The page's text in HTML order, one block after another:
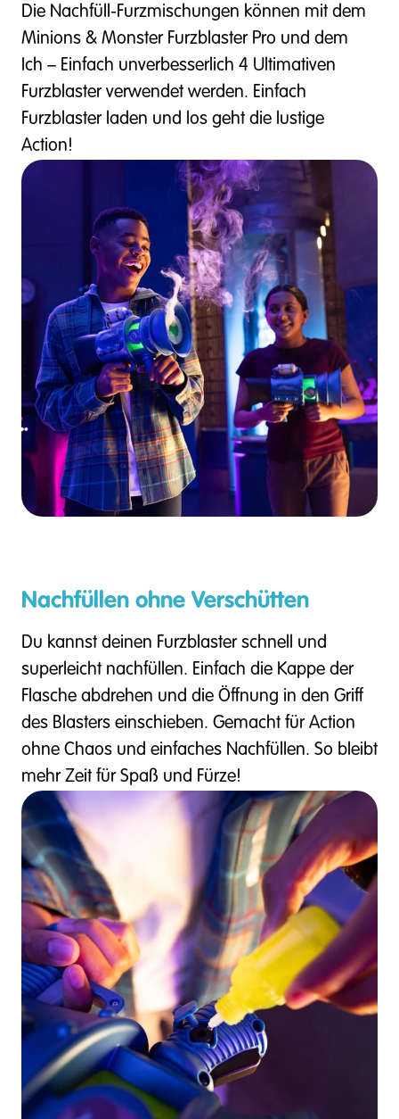
Die Nachfüll-Furzmischungen können mit dem
Minions & Monster Furzblaster Pro und dem
Ich – Einfach unverbesserlich 4 Ultimativen
Furzblaster verwendet werden. Einfach
Furzblaster laden und los geht die lustige
Action!
Nachfüllen ohne Verschütten
Du kannst deinen Furzblaster schnell und
superleicht nachfüllen. Einfach die Kappe der
Flasche abdrehen und die Öffnung in den Griff
des Blasters einschieben. Gemacht für Action
ohne Chaos und einfaches Nachfüllen. So bleibt
mehr Zeit für Spaß und Fürze!